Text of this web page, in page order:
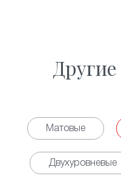
Матовые
Двухуровневые